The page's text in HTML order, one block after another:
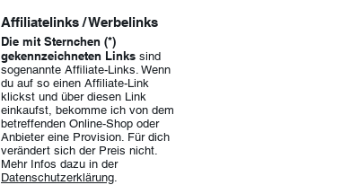
Affiliatelinks / Werbelinks
Die mit Sternchen (*)
gekennzeichneten Links sind
sogenannte Affiliate-Links. Wenn
du auf so einen Affiliate-Link
klickst und über diesen Link
einkaufst, bekomme ich von dem
betreffenden Online-Shop oder
Anbieter eine Provision. Für dich
verändert sich der Preis nicht.
Mehr Infos dazu in der
Datenschutzerklärung.